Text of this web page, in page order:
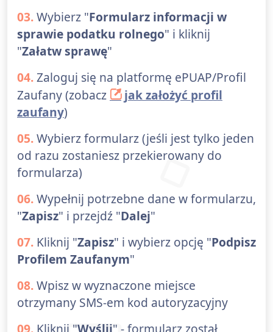
03.Wybierz "Formularz informacji w
sprawie podatku rolnego" i kliknij
"Załatw sprawę"
04.Zaloguj się na platformę ePUAP/Profil
Zaufany (zobacz
jak założyć profil
zaufany)
05.Wybierz formularz (jeśli jest tylko jeden
od razu zostaniesz przekierowany do
formularza)
06.Wypełnij potrzebne dane w formularzu,
"Zapisz" i przejdź "Dalej"
07. Kliknij "Zapisz" i wybierz opcję "Podpisz
Profilem Zaufanym"
08.Wpisz w wyznaczone miejsce
otrzymany SMS-em kod autoryzacyjny
09. Kliknij "Wyślij" - formularz został